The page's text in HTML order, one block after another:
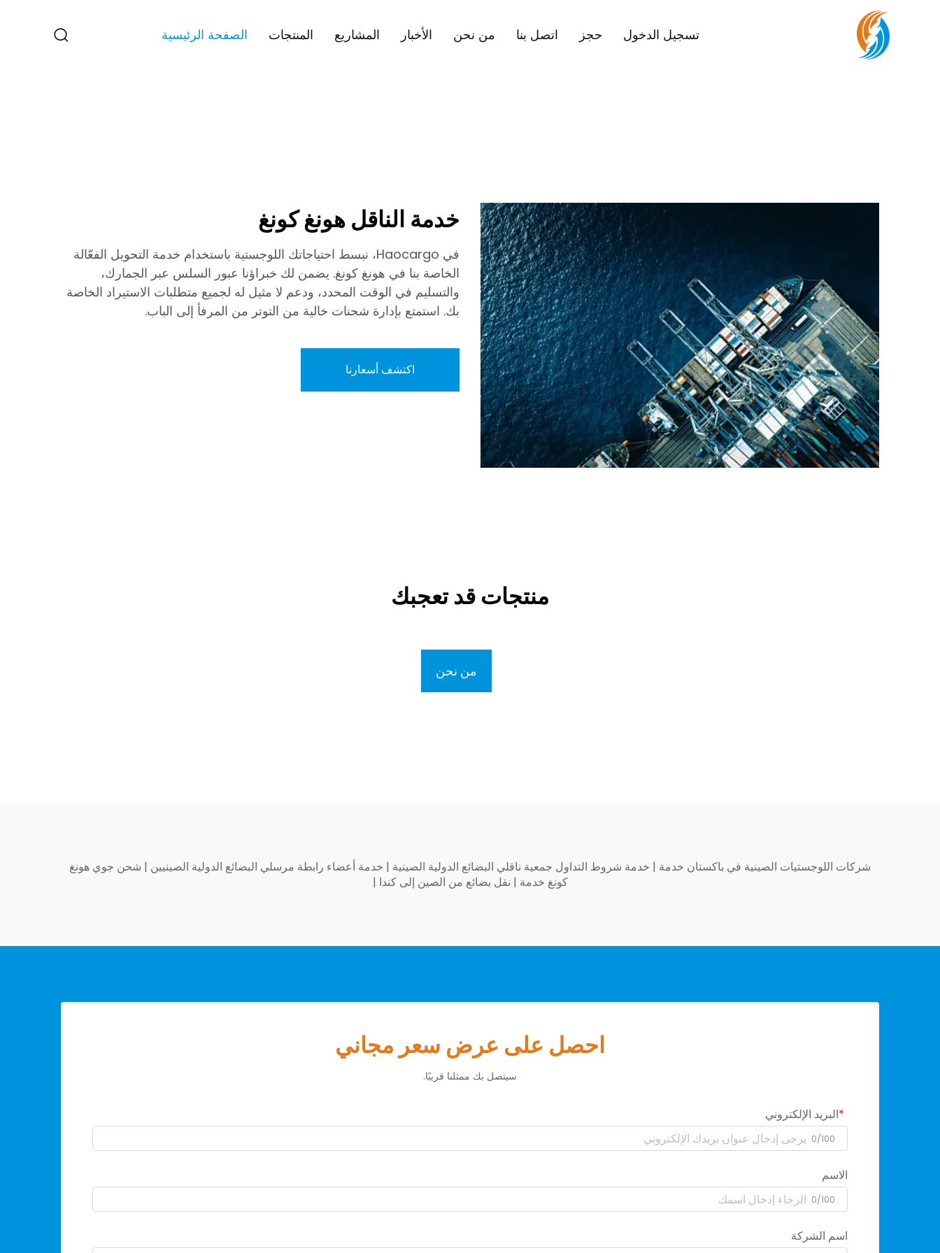
الصفحة الرئيسية المنتجات المشاريع الأخبار من نحن اتصل بنا حجز تسجيل الدخول
خدمة الناقل هونغ كونغ
في Haocargo، نبسط احتياجاتك اللوجستية باستخدام خدمة التحويل الفعّالة
الخاصة بنا في هونغ كونغ. يضمن لك خبراؤنا عبور السلس عبر الجمارك،
والتسليم في الوقت المحدد، ودعم لا مثيل له لجميع متطلبات الاستيراد الخاصة
بك. استمتع بإدارة شحنات خالية من التوتر من المرفأ إلى الباب.
اكتشف أسعارنا
منتجات قد تعجبك
من نحن
شركات اللوجستيات الصينية في باكستان خدمة | خدمة شروط التداول جمعية ناقلي البضائع الدولية الصينية | خدمة أعضاء رابطة مرسلي البضائع الدولية الصينيين | شحن جوي هونغ
كونغ خدمة | نقل بضائع من الصين إلى كندا |
احصل على عرض سعر مجاني
سيتصل بك ممثلنا قريبًا.
البريد الإلكتروني
0/100
الاسم
0/100
اسم الشركة